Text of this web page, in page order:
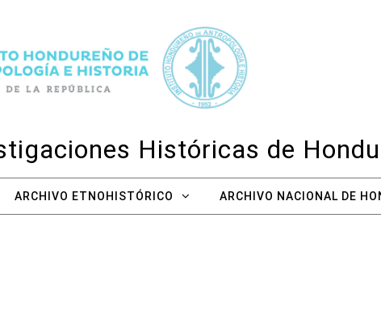
Históricas de
ARCHIVO ETNOHISTÓRICO ARCHIVO NACIONAL DE